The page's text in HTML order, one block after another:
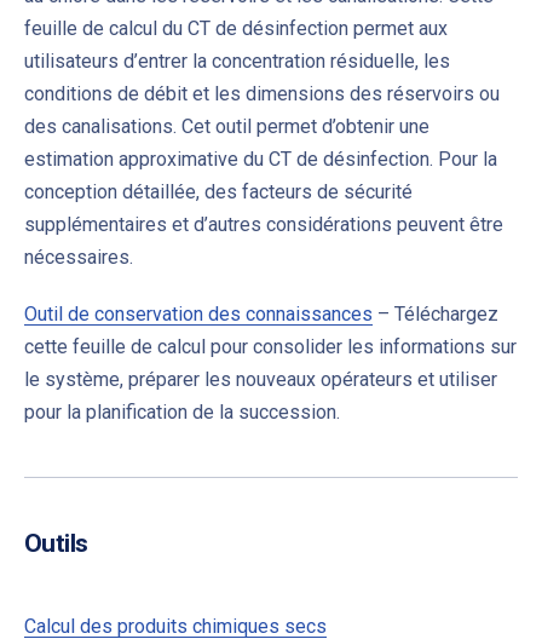
feuille de calcul du CT de désinfection permet aux
utilisateurs d’entrer la concentration résiduelle, les
conditions de débit et les dimensions des réservoirs ou
des canalisations. Cet outil permet d’obtenir une
estimation approximative du CT de désinfection. Pour la
conception détaillée, des facteurs de sécurité
supplémentaires et d’autres considérations peuvent être
nécessaires.
Outil de conservation des connaissances – Téléchargez
cette feuille de calcul pour consolider les informations sur
le système, préparer les nouveaux opérateurs et utiliser
pour la planification de la succession.
Outils
Calcul des produits chimiques secs
PREVIOUS